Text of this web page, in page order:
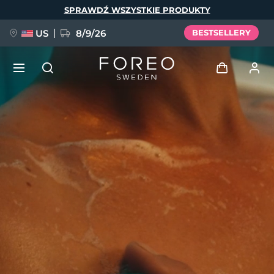
SPRAWDŹ WSZYSTKIE PRODUKTY
US 8/9/26 BESTSELLERY
Zaloguj
Profil użytkownika
Moje zamówienia
Moje subskrypcje
NOWOŚĆ
FAQ™ Pure Beauty-Tech Elixir
BREAKING NEWS
issa™ Teeth Whitening Set
English Deutsch
Español
Français
Italiano
Português
Русский